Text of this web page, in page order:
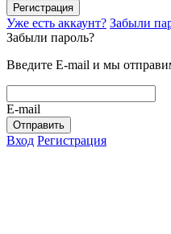
Регистрация
Уже есть аккаунт? Забыли
Забыли пароль?
Введите E-mail и мы
E-mail
Отправить
Вход Регистрация